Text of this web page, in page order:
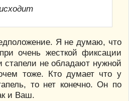
Я не думаю, что
очень жесткой фиксации
стапели не обладают нужной
тоже. Кто думает что у
то нет конечно. Он по
и Ваш.